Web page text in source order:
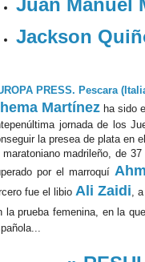
Juan Manuel
Jackson
PRESS. Pescara
Martínez ha sido
jornada de los
la presea de plata en
maratoniano madrileño, de
por el marroquí
fue el libio Ali Zaidi,
la prueba femenina, en la